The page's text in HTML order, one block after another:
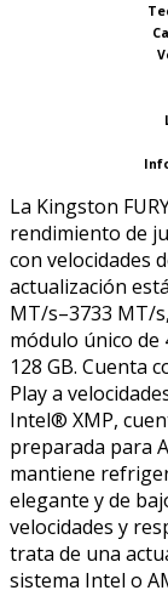
La Kingston
rendimiento de
con velocidades
actualización
MT/s–3733 MT/
módulo único de
128 GB. Cuenta
Play a
Intel® XMP,
preparada para
mantiene
elegante y de
velocidades y
trata de una
sistema Intel o